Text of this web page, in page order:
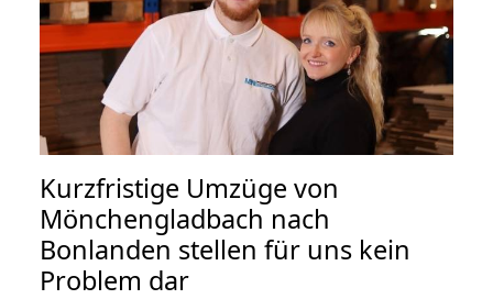
Kurzfristige Umzüge von
Mönchengladbach nach
Bonlanden stellen für uns kein
Problem dar